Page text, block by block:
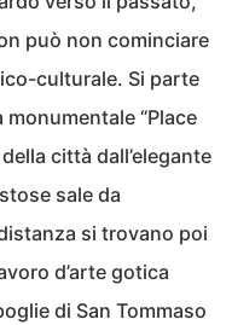
può non cominciare
culturale. Si parte
“Place
città dall’elegante
sale da
si trovano poi
d’arte gotica
di San Tommaso